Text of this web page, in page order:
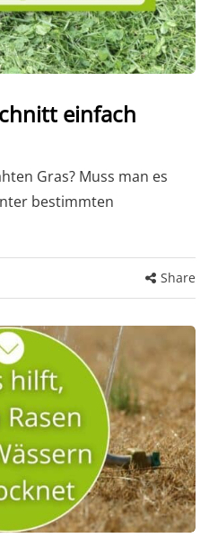
einfach
Gras? Muss man es
bestimmten
Share